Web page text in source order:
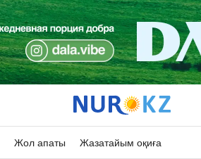
Жол апаты Жазатайым оқиға